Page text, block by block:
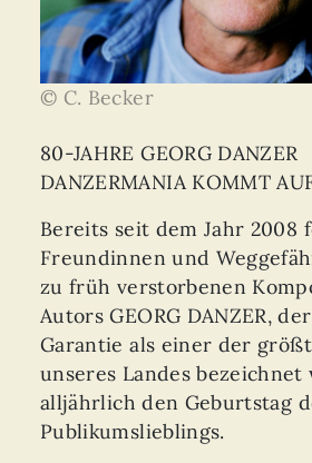
© C. Becker
80-JAHRE GEORG DANZER
DANZERMANIA KOMMT
Bereits seit dem Jahr 2008
Freundinnen und
zu früh verstorbenen
Autors GEORG DANZER,
Garantie als einer der
unseres Landes bezeichnet
alljährlich den Geburtstag
Publikumslieblings.